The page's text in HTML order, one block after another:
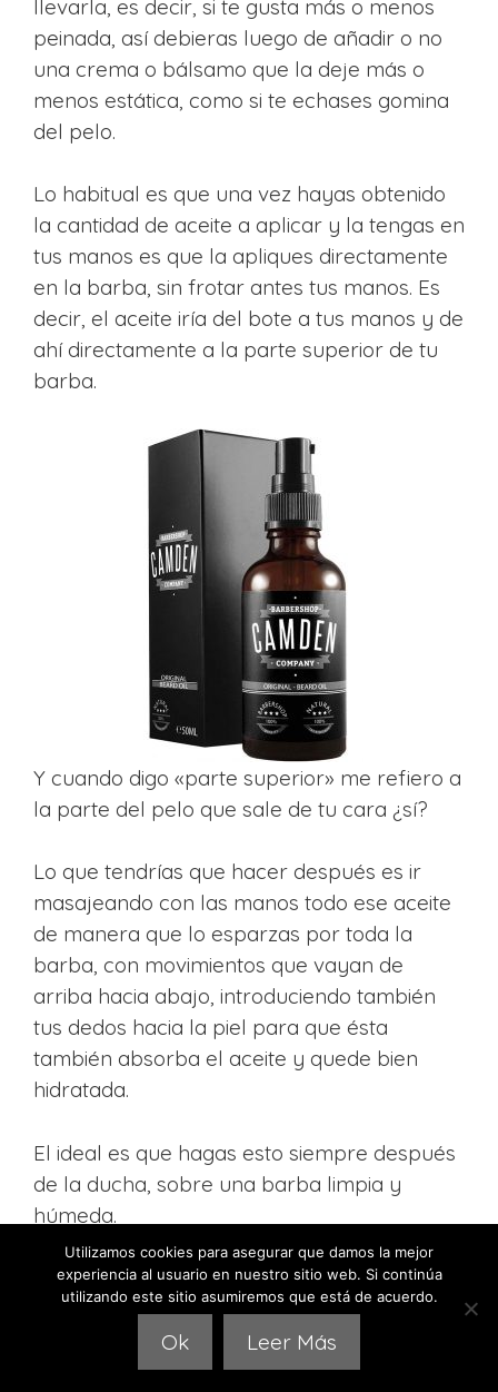
llevarla, es decir, si te gusta más o menos
peinada, así debieras luego de añadir o no
una crema o bálsamo que la deje más o
menos estática, como si te echases gomina
del pelo.
Lo habitual es que una vez hayas obtenido
la cantidad de aceite a aplicar y la tengas en
tus manos es que la apliques directamente
en la barba, sin frotar antes tus manos. Es
decir, el aceite iría del bote a tus manos y de
ahí directamente a la parte superior de tu
barba.
Y cuando digo «parte superior» me refiero a
la parte del pelo que sale de tu cara ¿sí?
Lo que tendrías que hacer después es ir
masajeando con las manos todo ese aceite
de manera que lo esparzas por toda la
barba, con movimientos que vayan de
arriba hacia abajo, introduciendo también
tus dedos hacia la piel para que ésta
también absorba el aceite y quede bien
hidratada.
El ideal es que hagas esto siempre después
de la ducha, sobre una barba limpia y
húmeda.
Dónde Comprar Aceites para la
Barba y Bigote
Sin dudarlo enAmazon,así de claro y
Utilizamos cookies para asegurar que damos la mejor
experiencia al usuario en nuestro sitio web. Si continúa
utilizando este sitio asumiremos que está de acuerdo.
Ok Leer Más